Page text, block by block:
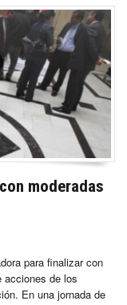
moderadas
para finalizar con
acciones de los
En una jornada de